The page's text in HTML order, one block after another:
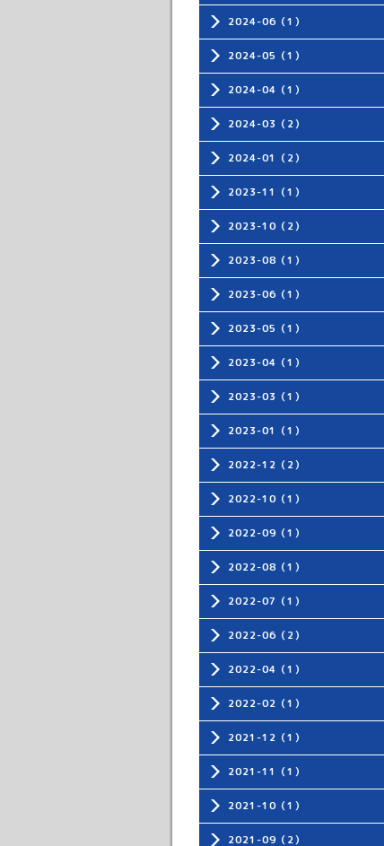
2024-06（1）
2024-05（1）
2024-04（1）
2024-03（2）
2024-01（2）
2023-11（1）
2023-10（2）
2023-08（1）
2023-06（1）
2023-05（1）
2023-04（1）
2023-03（1）
2023-01（1）
2022-12（2）
2022-10（1）
2022-09（1）
2022-08（1）
2022-07（1）
2022-06（2）
2022-04（1）
2022-02（1）
2021-12（1）
2021-11（1）
2021-10（1）
2021-09（2）